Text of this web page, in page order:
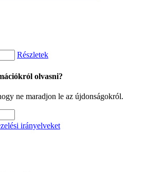
Részletek
olvasni?
ne maradjon le az újdonságokról.
irányelveket